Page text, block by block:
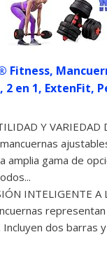
Fitness,
en 1, ExtenFit,
Y VARIEDAD
amplia gama de
INTELIGENTE A
Incluyen dos barras